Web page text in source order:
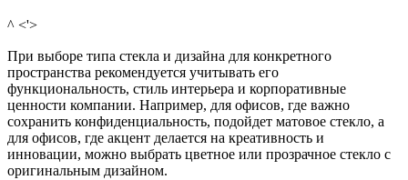
^ <'>
При выборе типа стекла и дизайна для конкретного
пространства рекомендуется учитывать его
функциональность, стиль интерьера и корпоративные
ценности компании. Например, для офисов, где важно
сохранить конфиденциальность, подойдет матовое стекло, а
для офисов, где акцент делается на креативность и
инновации, можно выбрать цветное или прозрачное стекло с
оригинальным дизайном.